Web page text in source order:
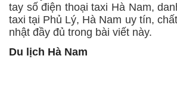
tay số điện thoại taxi Hà Nam,
taxi tại Phủ Lý, Hà Nam uy tín,
nhật đầy đủ trong bài viết này.
Du lịch Hà Nam